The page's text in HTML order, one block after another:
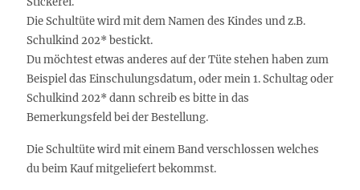
Die Schultüte wird mit dem Namen des Kindes und z.B.
Schulkind 202* bestickt.
Du möchtest etwas anderes auf der Tüte stehen haben zum
Beispiel das Einschulungsdatum, oder mein 1. Schultag oder
Schulkind 202* dann schreib es bitte in das
Bemerkungsfeld bei der Bestellung.
Die Schultüte wird mit einem Band verschlossen welches
du beim Kauf mitgeliefert bekommst.